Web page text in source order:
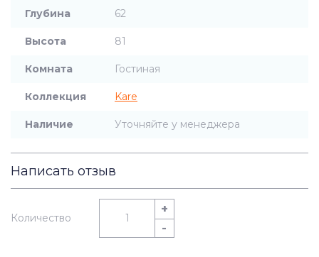
Глубина 62
Высота 81
Комната Гостиная
Коллекция Kare
Наличие Уточняйте у менеджера
Написать отзыв
Количество
+
-